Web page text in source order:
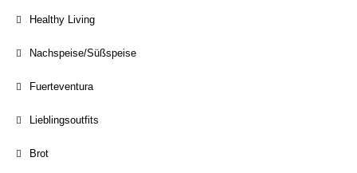
Healthy Living
Nachspeise/Süßspeise
Fuerteventura
Lieblingsoutfits
Brot